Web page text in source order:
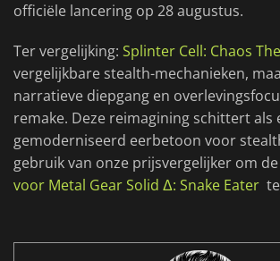
officiële lancering op 28 augustus.
Ter vergelijking: Splinter Cell: Chaos
vergelijkbare stealth-mechanieken,
narratieve diepgang en
remake. Deze reimagining schittert
gemoderniseerd eerbetoon voor
gebruik van onze prijsvergelijker om de
voor Metal Gear Solid Δ: Snake Eater